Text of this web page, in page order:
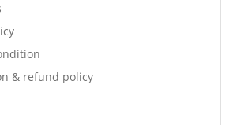
& refund policy